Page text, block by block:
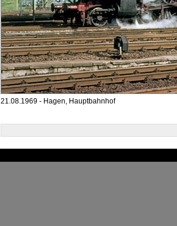
21.08.1969 - Hagen, Hauptbahnhof